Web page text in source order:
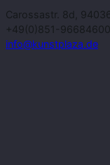
Carossastr. 8d,
+49(0)851-96684600
info@kunstplaza.de